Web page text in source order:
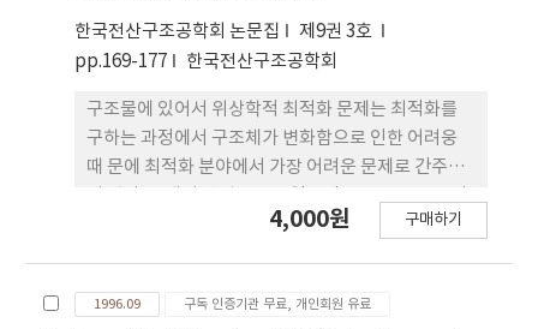
한국전산구조공학회 논문집
제9권 3호
pp.169-177
한국전산구조공학회
구조물에 있어서 위상학적 최적화 문제는 최적화를
구하는 과정에서 구조체가 변화함으로 인한 어려웅
때 문에 최적화 분야에서 가장 어려운 문제로 간주되
이즈가 영으로 접근할 때 강성 매트릭스의
서는 이러한 문제점들을 해결하기 위한 비선형 프로
4,000원 구매하기
1996.09 구독 인증기관 무료, 개인회원 유료